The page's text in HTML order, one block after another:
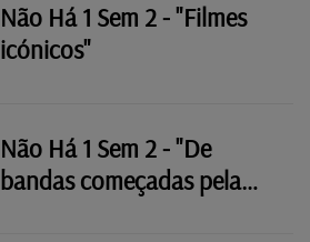
Não Há 1 Sem 2 - "Filmes
icónicos"
Não Há 1 Sem 2 - "De
bandas começadas pela